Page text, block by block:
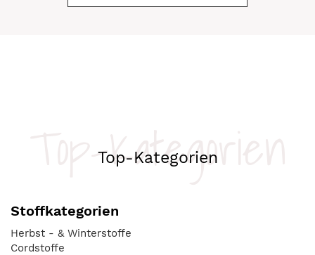
Top-Kategorien
Top-Kategorien
Stoffkategorien
Herbst - & Winterstoffe
Cordstoffe